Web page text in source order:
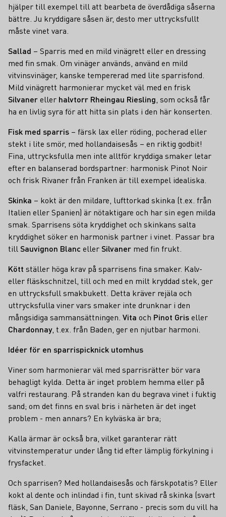
hjälper till exempel till att bearbeta de överdådiga såserna
bättre. Ju kryddigare såsen är, desto mer uttrycksfullt
måste vinet vara.
Sallad – Sparris med en mild vinägrett eller en dressing
med fin smak. Om vinäger används, använd en mild
vitvinsvinäger, kanske tempererad med lite sparrisfond.
Mild vinägrett harmonierar mycket väl med en frisk
Silvanereller halvtorr Rheingau Riesling , som också får
ha en livlig syra för att hitta sin plats i den här konserten.
Fisk med sparris – färsk lax eller röding, pocherad eller
stekt i lite smör, med hollandaisesås – en riktig godbit!
Fina, uttrycksfulla men inte alltför kryddiga smaker letar
efter en balanserad bordspartner: harmonisk Pinot Noir
och frisk Rivaner från Franken är till exempel idealiska.
Skinka – kokt är den mildare, lufttorkad skinka (t.ex. från
Italien eller Spanien) är nötaktigare och har sin egen milda
smak. Sparrisens söta kryddighet och skinkans salta
kryddighet söker en harmonisk partner i vinet. Passar bra
till Sauvignon Blanc ellerSilvaner med fin frukt.
Kött ställer höga krav på sparrisens fina smaker. Kalv-
eller fläskschnitzel, till och med en milt kryddad stek, ger
en uttrycksfull smakbukett. Detta kräver rejäla och
uttrycksfulla viner vars smaker inte drunknar i den
mångsidiga sammansättningen. Vita och Pinot Griseller
Chardonnay, t.ex. från Baden, ger en njutbar harmoni.
Idéer för en sparrispicknick utomhus
Viner som harmonierar väl med sparrisrätter bör vara
behagligt kylda. Detta är inget problem hemma eller på
valfri restaurang. På stranden kan du begrava vinet i fuktig
sand; om det finns en sval bris i närheten är det inget
problem - men annars? En kylväska är bra;
Kalla ärmar är också bra, vilket garanterar rätt
vitvinstemperatur under lång tid efter lämplig förkylning i
frysfacket.
Och sparrisen? Med hollandaisesås och färskpotatis? Eller
kokt al dente och inlindad i fin, tunt skivad rå skinka (svart
fläsk, San Daniele, Bayonne, Serrano - precis som du vill ha